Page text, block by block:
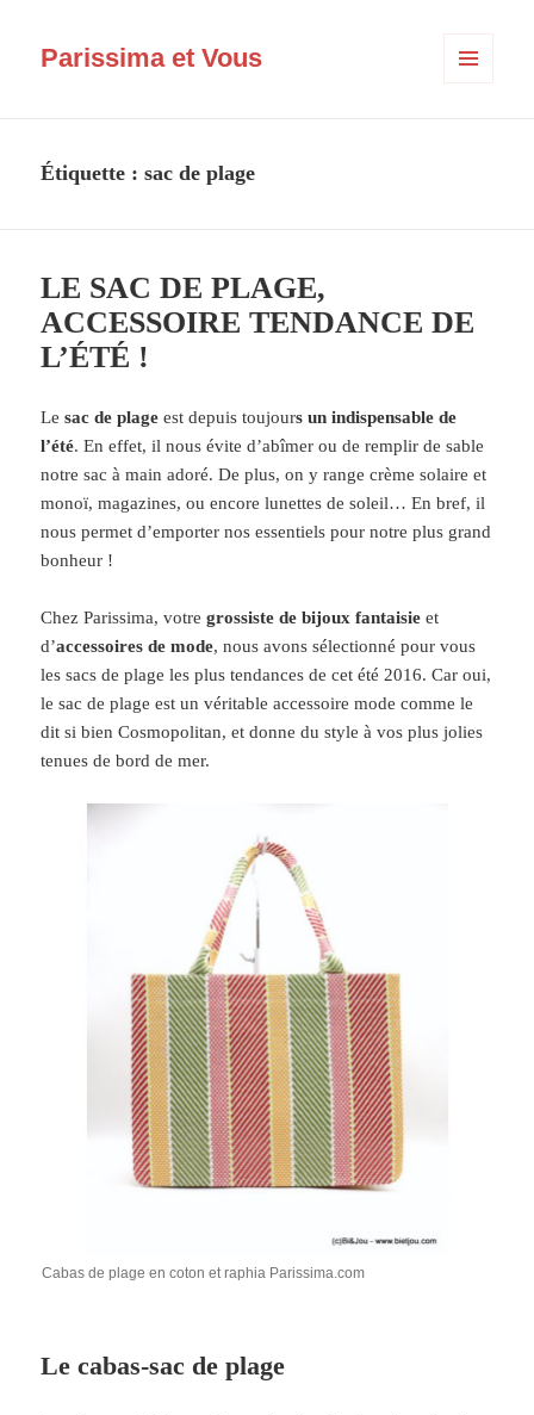
Parissima et Vous
Étiquette :sac de plage
LE SAC DE PLAGE,
ACCESSOIRE TENDANCE DE
L’ÉTÉ !
Lesac de plage est depuis toujours un indispensable de
l’été. En effet, il nous évite d’abîmer ou de remplir de sable
notre sac à main adoré. De plus, on y range crème solaire et
monoï, magazines, ou encore lunettes de soleil… En bref, il
nous permet d’emporter nos essentiels pour notre plus grand
bonheur !
Chez Parissima, votregrossiste de bijoux fantaisie et
d’accessoires de mode, nous avons sélectionné pour vous
les sacs de plage les plus tendances de cet été 2016. Car oui,
le sac de plage est un véritable accessoire mode comme le
dit si bien Cosmopolitan, et donne du style à vos plus jolies
tenues de bord de mer.
Cabas de plage en coton et raphia Parissima.com
Le cabas-sac de plage